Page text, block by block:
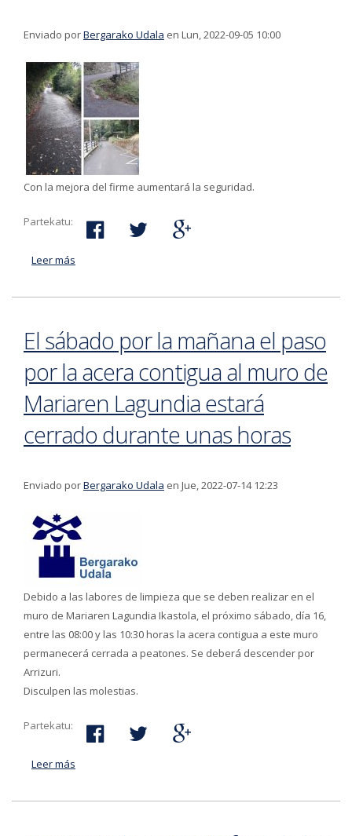
Enviado porBergarako Udala en Lun, 2022-09-05 10:00
Con la mejora del firme aumentará la seguridad.
Partekatu:
Leer más
El sábado por la mañana el paso
por la acera contigua al muro de
Mariaren Lagundia estará
cerrado durante unas horas
Enviado porBergarako Udala en Jue, 2022-07-14 12:23
Debido a las labores de limpieza que se deben realizar en el
muro de Mariaren Lagundia Ikastola, el próximo sábado, día 16,
entre las 08:00 y las 10:30 horas la acera contigua a este muro
permanecerá cerrada a peatones. Se deberá descender por
Arrizuri.
Disculpen las molestias.
Partekatu:
Leer más
cerrado durante unas horas